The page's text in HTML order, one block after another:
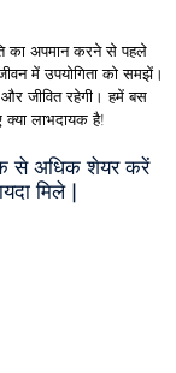
का अपमान करने से पहले
में उपयोगिता को समझें।
जीवित रहेगी। हमें बस
लाभदायक है!
से अधिक शेयर करें
मिले |